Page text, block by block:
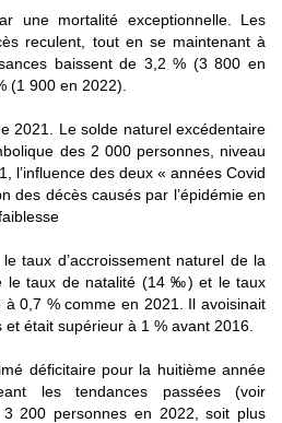
une mortalité exceptionnelle. Les
reculent, tout en se maintenant à
baissent de 3,2 % (3 800 en
(1 900 en 2022).
2021. Le solde naturel excédentaire
des 2 000 personnes, niveau
l’influence des deux « années Covid
des décès causés par l’épidémie en
taux d’accroissement naturel de la
le taux de natalité (14 ‰) et le taux
0,7 % comme en 2021. Il avoisinait
était supérieur à 1 % avant 2016.
déficitaire pour la huitième année
les tendances passées (voir
200 personnes en 2022, soit plus